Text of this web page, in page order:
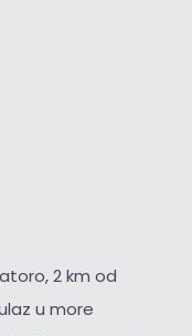
2 km od
u more